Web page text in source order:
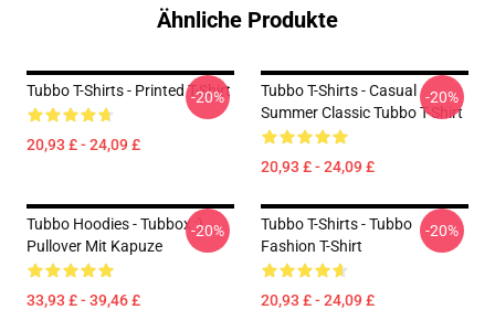
Ähnliche Produkte
Tubbo T-Shirts - Printed T-Shirt
20,93 £ - 24,09 £
-20%
Tubbo T-Shirts - Casual
Summer Classic Tubbo T-Shirt
20,93 £ - 24,09 £
-20%
Tubbo Hoodies - Tubbox :)
Pullover Mit Kapuze
33,93 £ - 39,46 £
-20%
Tubbo T-Shirts - Tubbo
Fashion T-Shirt
20,93 £ - 24,09 £
-20%